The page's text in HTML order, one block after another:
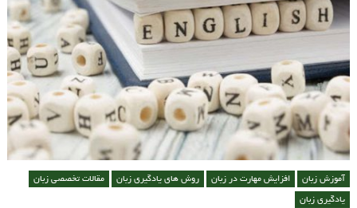
آموزش زبان افزایش مهارت در زبان روش های یادگیری زبان
مقالات تخصصی زبان
یادگیری زبان